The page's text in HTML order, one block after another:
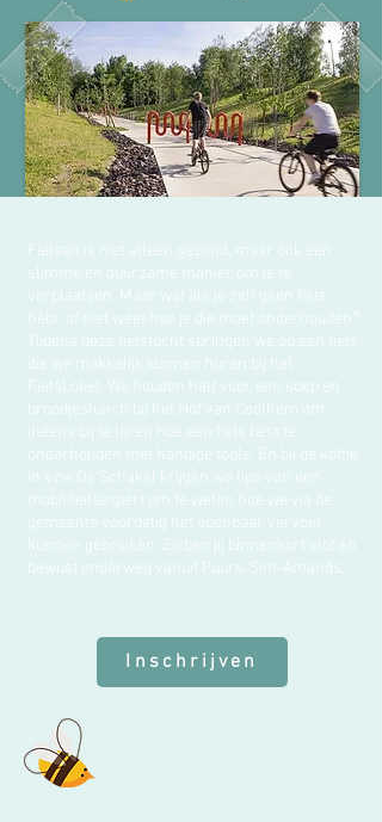
Fietsen is niet alleen gezond, maar ook een
slimme en duurzame manier om je te
verplaatsen. Maar wat als je zelf geen fiets
hebt, of niet weet hoe je die moet onderhouden?
Tijdens deze fietstocht springen we op een fiets
die we makkelijk kunnen huren bij het
FietsLoket. We houden halt voor een soep en
broodjeslunch bij het Hof van Coolhem om
ineens bij te leren hoe een fiets best te
onderhouden met handige tools. En bij de koffie
in vzw De Schakel krijgen we tips van een
mobiliteitsexpert om te weten hoe we via de
gemeente voordelig het openbaar vervoer
kunnen gebruiken. Zo ben jij binnenkort vlot én
bewust onderweg vanuit Puurs-Sint-Amands.
Inschrijven